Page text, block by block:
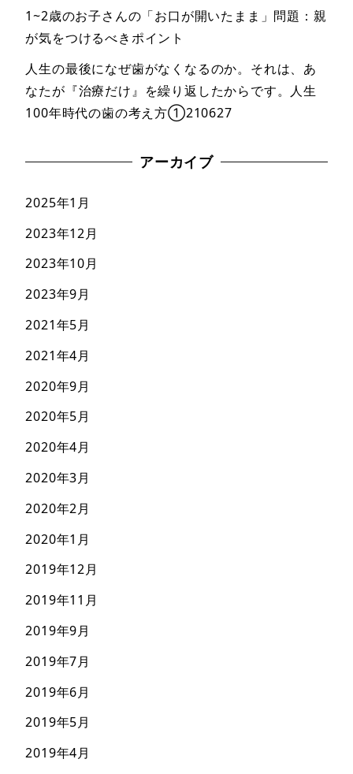
1~2歳のお子さんの「お口が開いたまま」問題：親
が気をつけるべきポイント
人生の最後になぜ歯がなくなるのか。それは、あ
なたが『治療だけ』を繰り返したからです。人生
100年時代の歯の考え方①210627
アーカイブ
2025年1月
2023年12月
2023年10月
2023年9月
2021年5月
2021年4月
2020年9月
2020年5月
2020年4月
2020年3月
2020年2月
2020年1月
2019年12月
2019年11月
2019年9月
2019年7月
2019年6月
2019年5月
2019年4月